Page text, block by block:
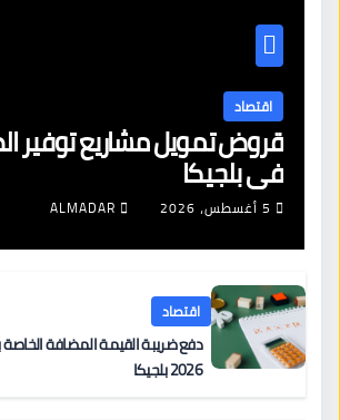
اقتصاد
قروض تمويل مشاريع توفير
في بلجيكا
5 أغسطس، 2026 ALMADAR
اقتصاد
دفع ضريبة القيمة المضافة الخاصة
2026 بلجيكا